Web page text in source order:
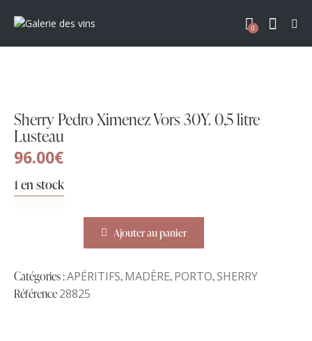
0
Sherry Pedro Ximenez Vors 30Y. 0,5 litre
Lusteau
96.00€
1 en stock
Ajouter au panier
Catégories :APÉRITIFS,MADÈRE,PORTO,SHERRY
Référence28825